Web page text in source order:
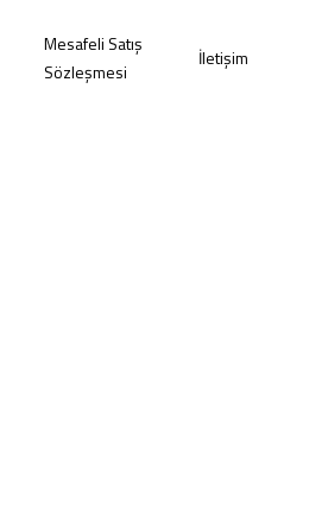
Mesafeli Satış
Sözleşmesi
İletişim